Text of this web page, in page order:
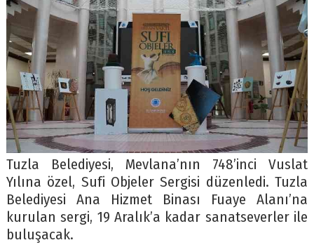
Tuzla Belediyesi, Mevlana’nın 748’inci Vuslat
Yılına özel, Sufi Objeler Sergisi düzenledi. Tuzla
Belediyesi Ana Hizmet Binası Fuaye Alanı’na
kurulan sergi, 19 Aralık’a kadar sanatseverler ile
buluşacak.